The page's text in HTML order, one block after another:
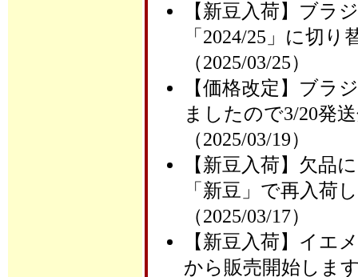
【新豆入荷】ブラ
「2024/25」に切
（2025/03/25）
【価格改定】ブラ
ましたので3/20発
（2025/03/19）
【新豆入荷】欠品
「新豆」で再入荷
（2025/03/17）
【新豆入荷】イエ
から販売開始しま